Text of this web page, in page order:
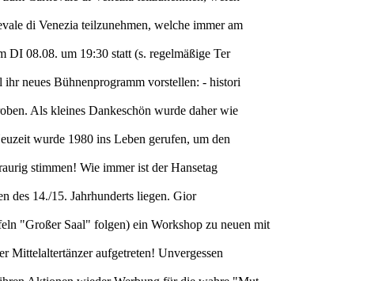
di Venezia teilzunehmen, welche immer am
DI 08.08. um 19:30 statt (s. regelmäßige Ter
neues Bühnenprogramm vorstellen: - histori
Als kleines Dankeschön wurde daher wie
wurde 1980 ins Leben gerufen, um den
stimmen! Wie immer ist der Hansetag
des 14./15. Jahrhunderts liegen. Gior
"Großer Saal" folgen) ein Workshop zu neuen mit
Mittelaltertänzer aufgetreten! Unvergessen